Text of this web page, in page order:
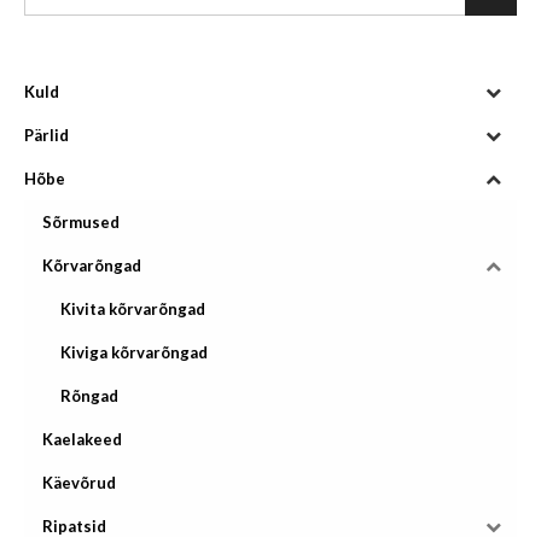
Kuld
Pärlid
Hõbe
Sõrmused
Kõrvarõngad
Kivita kõrvarõngad
Kiviga kõrvarõngad
Rõngad
Kaelakeed
Käevõrud
Ripatsid